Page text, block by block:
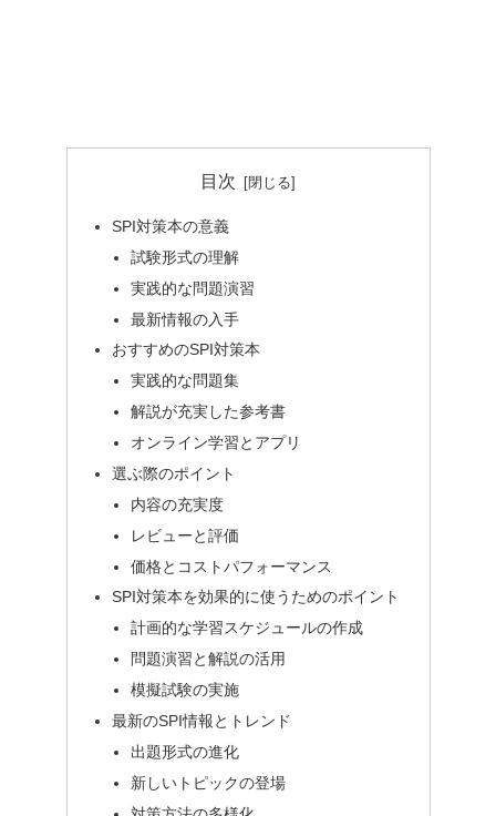
目次
SPI対策本の意義
試験形式の理解
実践的な問題演習
最新情報の入手
おすすめのSPI対策本
実践的な問題集
解説が充実した参考書
オンライン学習とアプリ
選ぶ際のポイント
内容の充実度
レビューと評価
価格とコストパフォーマンス
SPI対策本を効果的に使うためのポイント
計画的な学習スケジュールの作成
問題演習と解説の活用
模擬試験の実施
最新のSPI情報とトレンド
出題形式の進化
新しいトピックの登場